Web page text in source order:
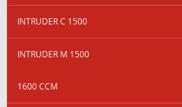
INTRUDER C 1500
INTRUDER M 1500
1600 CCM